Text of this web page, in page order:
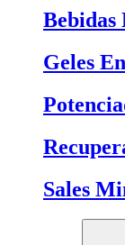
Bebidas
Geles
Sales